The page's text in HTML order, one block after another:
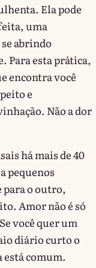
Ela pode
uma
abrindo
Para esta prática,
encontra você
e
Não a dor
há mais de 40
pequenos
o outro,
Amor não é só
você quer um
diário curto o
comum.